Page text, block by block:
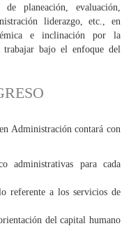
planeación, evaluación,
liderazgo, etc., en
e inclinación por la
trabajar bajo el enfoque del
Administración contará con
administrativas para cada
referente a los servicios de
del capital humano